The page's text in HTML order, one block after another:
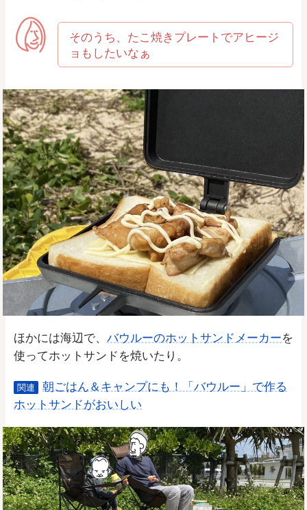
そのうち、たこ焼きプレートでアヒージ
ョもしたいなぁ
ほかには海辺で、 バウルーのホットサンドメーカーを
使ってホットサンドを焼いたり。
関連
朝ごはん＆キャンプにも！「バウルー」で作る
ホットサンドがおいしい